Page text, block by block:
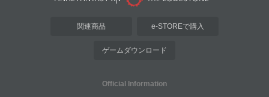
関連商品 e-STOREで購入
ゲームダウンロード
Official Information